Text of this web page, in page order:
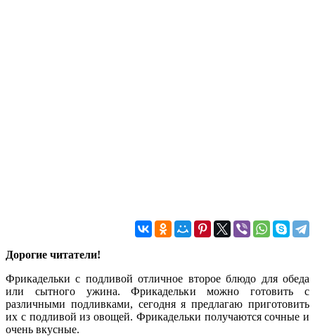
Дорогие читатели!
Фрикадельки с подливой отличное второе блюдо для обеда
или сытного ужина. Фрикадельки можно готовить с
различными подливками, сегодня я предлагаю приготовить
их с подливой из овощей. Фрикадельки получаются сочные и
очень вкусные.